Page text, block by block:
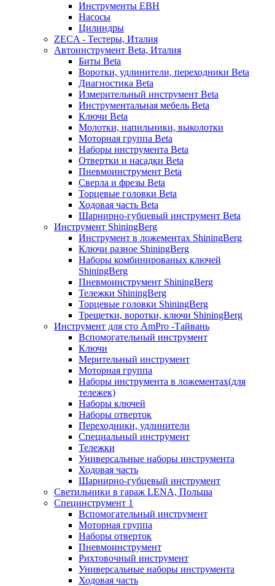
Инструменты EBH
Насосы
Цилиндры
ZECA - Тестеры, Италия
Автоинструмент Beta, Италия
Биты Beta
Воротки, удлинители, переходники Beta
Диагностика Beta
Измерительный инструмент Beta
Инструментальная мебель Beta
Ключи Beta
Молотки, напильники, выколотки
Моторная группа Beta
Наборы инструмента Beta
Отвертки и насадки Beta
Пневмоинструмент Beta
Сверла и фрезы Beta
Торцевые головки Beta
Ходовая часть Beta
Шарнирно-губцевый инструмент Beta
Инструмент ShiningBerg
Инструмент в ложементах ShiningBerg
Ключи разное ShiningBerg
Наборы комбинированых ключей
ShiningBerg
Пневмоинструмент ShiningBerg
Тележки ShiningBerg
Торцевые головки ShiningBerg
Трещетки, воротки, ключи ShiningBerg
Инструмент для сто AmPro -Тайвань
Вспомогательный инструмент
Ключи
Мерительный инструмент
Моторная группа
Наборы инструмента в ложементах(для
тележек)
Наборы ключей
Наборы отверток
Переходники, удлинители
Специальный инструмент
Тележки
Универсальные наборы инструмента
Ходовая часть
Шарнирно-губцевый инструмент
Светильники в гараж LENA, Польша
Специнструмент 1
Вспомогательный инструмент
Моторная группа
Наборы отверток
Пневмоинструмент
Рихтовочный инструмент
Универсальные наборы инструмента
Ходовая часть